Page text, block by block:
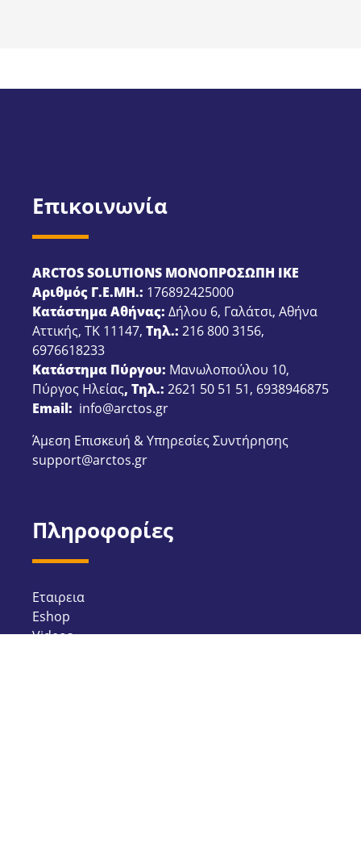
Επικοινωνία
ARCTOS SOLUTIONS ΜΟΝΟΠΡΟΣΩΠΗ ΙΚΕ
Αριθμός Γ.Ε.ΜΗ.: 176892425000
Κατάστημα Αθήνας: Δήλου 6, Γαλάτσι, Αθήνα
Αττικής, ΤΚ 11147, Τηλ.: 216 800 3156,
6976618233
Κατάστημα Πύργου: Μανωλοπούλου 10,
Πύργος Ηλείας, Τηλ.: 2621 50 51 51, 6938946875
Email: info@arctos.gr
Άμεση Επισκευή & Υπηρεσίες Συντήρησης
support@arctos.gr
Πληροφορίες
Εταιρεια
Eshop
Videos